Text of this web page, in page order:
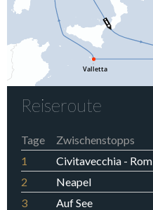
Reiseroute
Tage Zwischenstopps
1
Civitavecchia - Rom
2
Neapel
3
Auf See